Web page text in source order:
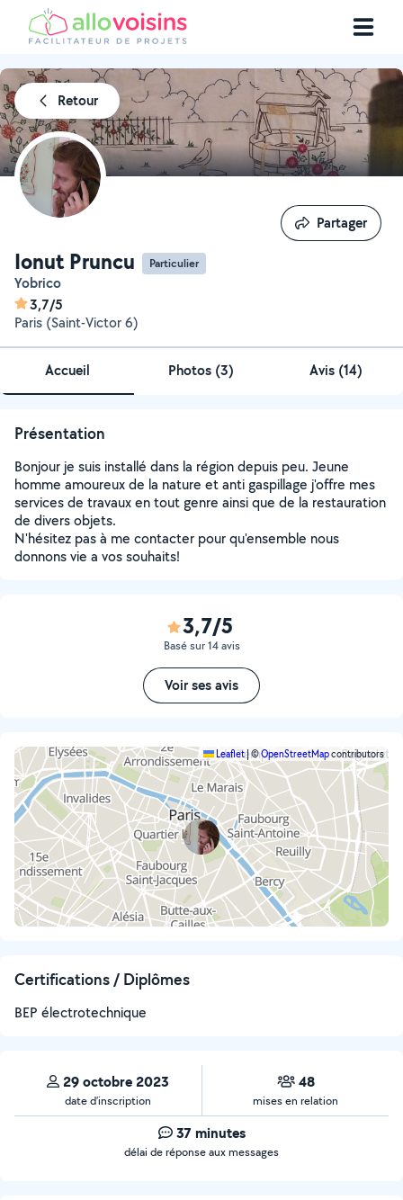
Retour
Ionut Pruncu Particulier
Yobrico
3,7/5
Paris (Saint-Victor 6)
Partager
Partager
Accueil Photos (3) Avis (14)
Présentation
Bonjour je suis installé dans la région depuis peu. Jeune
homme amoureux de la nature et anti gaspillage j'offre mes
services de travaux en tout genre ainsi que de la restauration
de divers objets.
N'hésitez pas à me contacter pour qu'ensemble nous
donnons vie a vos souhaits!
3,7/5
Basé sur 14 avis
Voir ses avis
Leaflet|©OpenStreetMapcontributors
Certifications / Diplômes
BEP électrotechnique
29 octobre 2023
date d’inscription
48
mises en relation
37 minutes
délai de réponse aux messages